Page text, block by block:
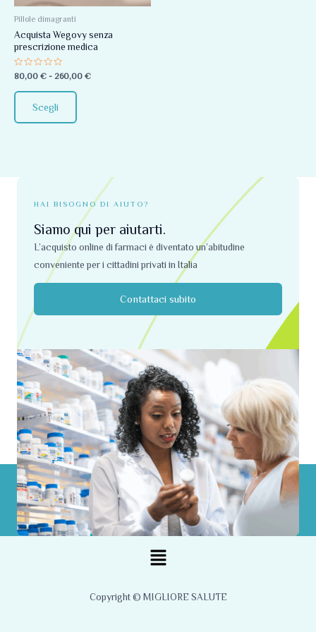
Pillole dimagranti
Acquista Wegovy senza
prescrizione medica
Valutato
0
su
5
80,00 € - 260,00 €
Scegli
possono
essere
scelte
del
HAI BISOGNO DI AIUTO?
Siamo qui per aiutarti.
L’acquisto online di farmaci è diventato un’abitudine
conveniente per i cittadini privati ​​in Italia
Contattaci subito
Menu
Copyright © MIGLIORE SALUTE